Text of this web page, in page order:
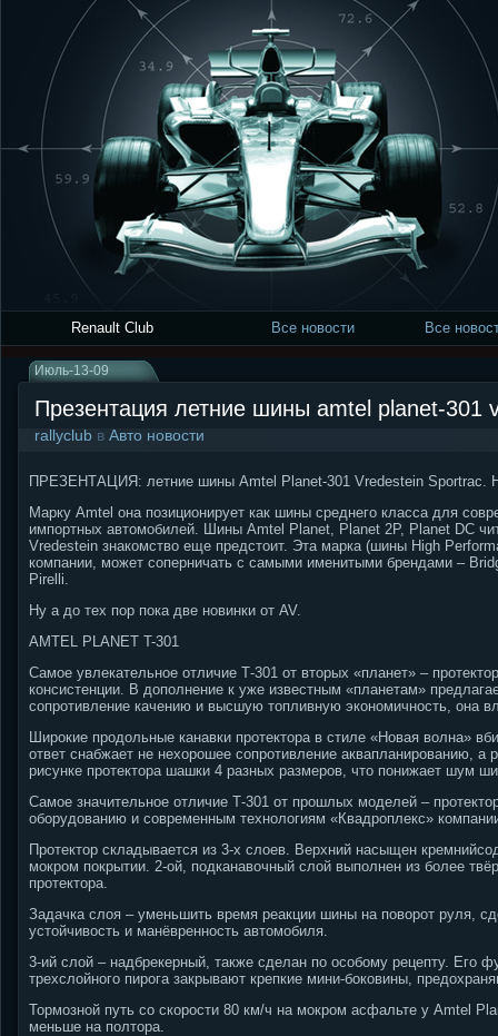
Renault Club Все новости Все
Июль-13-09
Презентация летние шины amtel planet-301
rallyclub в Авто новости
ПРЕЗЕНТАЦИЯ: летние шины Amtel Planet-301 Vredestein Sportrac.
Марку Amtel она позиционирует как шины среднего класса для
импортных автомобилей. Шины Amtel Planet, Planet 2Р, Planet DC
Vredestein знакомство еще предстоит. Эта марка (шины High
компании, может соперничать с самыми именитыми брендами –
Pirelli.
Ну а до тех пор пока две новинки от AV.
AMTEL PLANET T-301
Самое увлекательное отличие Т-301 от вторых «планет» –
консистенции. В дополнение к уже известным «планетам»
сопротивление качению и высшую топливную экономичность, она
Широкие продольные канавки протектора в стиле «Новая волна»
ответ снабжает не нехорошее сопротивление аквапланированию,
рисунке протектора шашки 4 разных размеров, что понижает шум
Самое значительное отличие Т-301 от прошлых моделей –
оборудованию и современным технологиям «Квадроплекс»
Протектор складывается из 3-х слоев. Верхний насыщен
мокром покрытии. 2-ой, подканавочный слой выполнен из более
протектора.
Задачка слоя – уменьшить время реакции шины на поворот руля,
устойчивость и манёвренность автомобиля.
3-ий слой – надбрекерный, также сделан по особому рецепту. Его
трехслойного пирога закрывают крепкие мини-боковины,
Тормозной путь со скорости 80 км/ч на мокром асфальте у Amtel
меньше на полтора.